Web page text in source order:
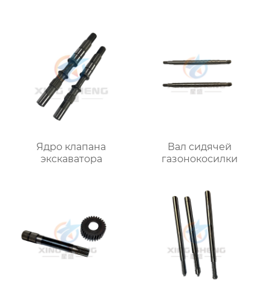
Ядро клапана
экскаватора
Вал сидячей
газонокосилки